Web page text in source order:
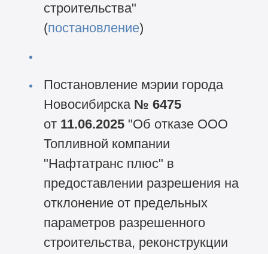
строительства"
(постановление)
Постановление мэрии города
Новосибирска № 6475
от 11.06.2025"Об отказе ООО
Топливной компании
"Нафтатранс плюс" в
предоставлении разрешения на
отклонение от предельных
параметров разрешенного
строительства, реконструкции